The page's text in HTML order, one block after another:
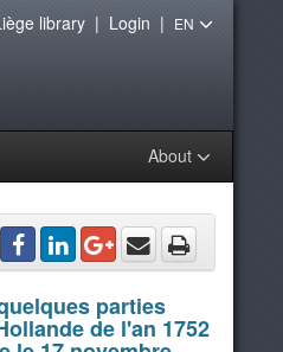
About
library| Login | EN
parties
de l'an 1752